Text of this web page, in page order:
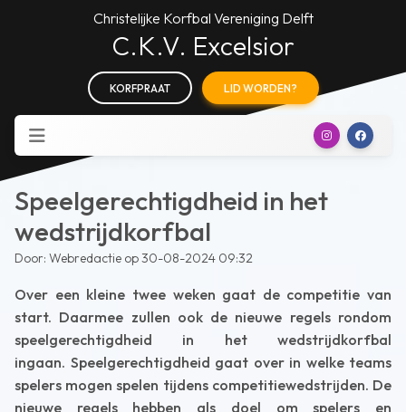
Christelijke Korfbal Vereniging Delft
C.K.V. Excelsior
KORFPRAAT LID WORDEN?
Speelgerechtigdheid in het
wedstrijdkorfbal
Door: Webredactie op 30-08-2024 09:32
Over een kleine twee weken gaat de competitie van
start. Daarmee zullen ook de nieuwe regels rondom
speelgerechtigdheid in het wedstrijdkorfbal
ingaan. Speelgerechtigdheid gaat over in welke teams
spelers mogen spelen tijdens competitiewedstrijden. De
nieuwe regels hebben als doel om spelers en